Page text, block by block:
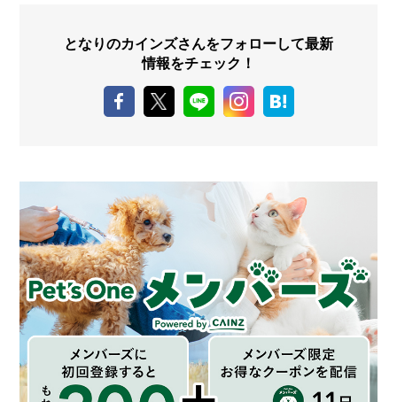
となりのカインズさんをフォローして最新
情報をチェック！